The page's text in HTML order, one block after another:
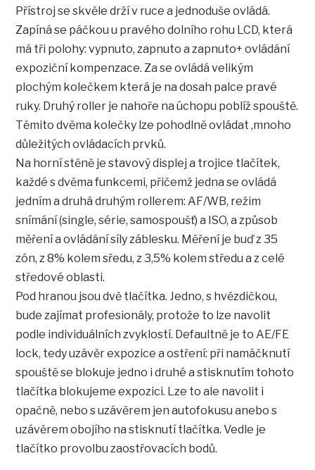
Přístroj se skvěle drží v ruce a jednoduše ovládá.
Zapíná se páčkou u pravého dolního rohu LCD, která
má tři polohy: vypnuto, zapnuto a zapnuto+ ovládání
expoziční kompenzace. Za se ovládá velikým
plochým kolečkem která je na dosah palce pravé
ruky. Druhý roller je nahoře na úchopu poblíž spouště.
Těmito dvěma kolečky lze pohodlně ovládat ,mnoho
důležitých ovládacích prvků.
Na horní stěně je stavový displej a trojice tlačítek,
každé s dvěma funkcemi, přičemž jedna se ovládá
jedním a druhá druhým rollerem: AF/WB, režim
snímání (single, série, samospoušť) a ISO, a způsob
měření a ovládání síly záblesku. Měření je buď z 35
zón, z 8% kolem sředu, z 3,5% kolem středu a z celé
středové oblasti.
Pod hranou jsou dvě tlačítka. Jedno, s hvězdičkou,
bude zajímat profesionály, protože to lze navolit
podle individuálních zvyklostí. Defaultně je to AE/FE
lock, tedy uzávěr expozice a ostření: při namáčknutí
spouště se blokuje jedno i druhé a stisknutím tohoto
tlačítka blokujeme expozici. Lze to ale navolit i
opačně, nebo s uzávěrem jen autofokusu anebo s
uzávěrem obojího na stisknutí tlačítka. Vedle je
tlačítko provolbu zaostřovacích bodů.